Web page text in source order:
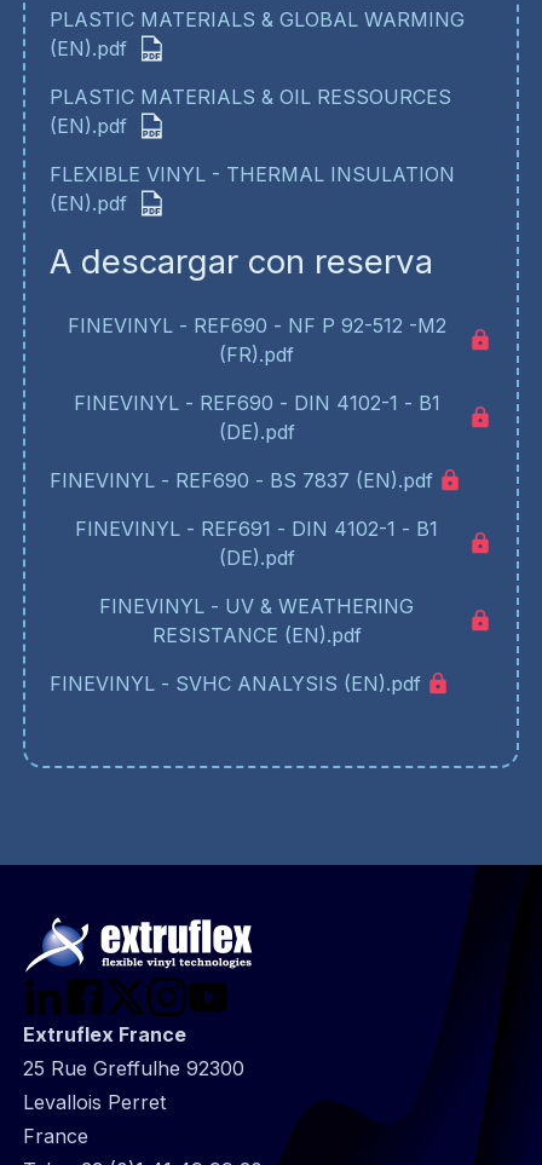
PLASTIC MATERIALS & GLOBAL WARMING
(EN).pdf
PLASTIC MATERIALS & OIL RESSOURCES
(EN).pdf
FLEXIBLE VINYL - THERMAL INSULATION
(EN).pdf
A descargar con reserva
FINEVINYL - REF690 - NF P 92-512 -M2
(FR).pdf
FINEVINYL - REF690 - DIN 4102-1 - B1
(DE).pdf
FINEVINYL - REF690 - BS 7837 (EN).pdf
FINEVINYL - REF691 - DIN 4102-1 - B1
(DE).pdf
FINEVINYL - UV & WEATHERING
RESISTANCE (EN).pdf
FINEVINYL - SVHC ANALYSIS (EN).pdf
Extruflex France
25 Rue Greffulhe 92300
Levallois Perret
France